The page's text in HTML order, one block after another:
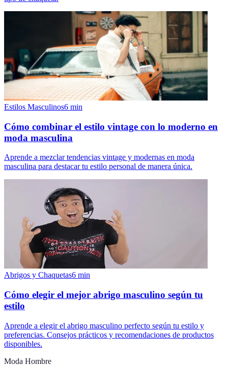
Estilos Masculinos6 min
Cómo combinar el estilo vintage con lo moderno en
moda masculina
Aprende a mezclar tendencias vintage y modernas en moda
masculina para destacar tu estilo personal de manera única.
Abrigos y Chaquetas6 min
Cómo elegir el mejor abrigo masculino según tu
estilo
Aprende a elegir el abrigo masculino perfecto según tu estilo y
preferencias. Consejos prácticos y recomendaciones de productos
disponibles.
Moda Hombre